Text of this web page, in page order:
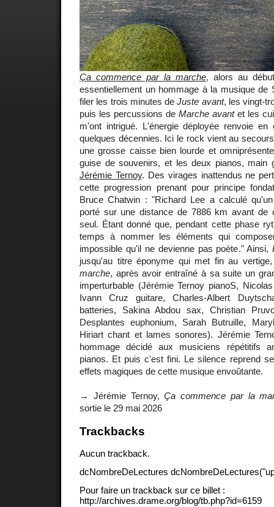
Ça commence par la marche, alors au
essentiellement un hommage à la musique de
filer les trois minutes deJuste avant, les vingt-
puis les percussions de Marche avantet les
m'ont intrigué. L'énergie déployée renvoie
quelques décennies. Ici le rock vient au
une grosse caisse bien lourde et
guise de souvenirs, et les deux pianos, main
Jérémie Ternoy. Des virages inattendus ne
cette progression prenant pour principe
Bruce Chatwin : "Richard Lee a calculé
porté sur une distance de 7886 km avant de
seul. Étant donné que, pendant cette phase
temps à nommer les éléments qui
impossible qu'il ne devienne pas poète." Ainsi,
jusqu'au titre éponyme qui met fin au
marche, après avoir entraîné à sa suite un
imperturbable (Jérémie Ternoy pianoS,
Ivann Cruz guitare, Charles-Albert
batteries, Sakina Abdou sax, Christian
Desplantes euphonium, Sarah Butruille,
Hiriart chant et lames sonores). Jérémie
hommage décidé aux musiciens répétitifs
pianos. Et puis c'est fini. Le silence reprend
effets magiques de cette musique envoûtante.
→ Jérémie Ternoy,Ça commence par la
sortie le 29 mai 2026
Trackbacks
Aucun trackback.
dcNombreDeLectures
Pour faire un trackback sur ce billet :
http://archives.drame.org/blog/tb.php?id=6159